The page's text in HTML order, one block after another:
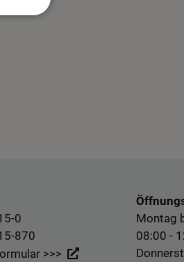
0
870
>>>
Montag
08:00 -